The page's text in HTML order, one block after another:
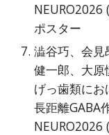
NEURO2026
ポスター
澁谷巧、会
健一郎、大
げっ歯類に
長距離GABA
NEURO2026